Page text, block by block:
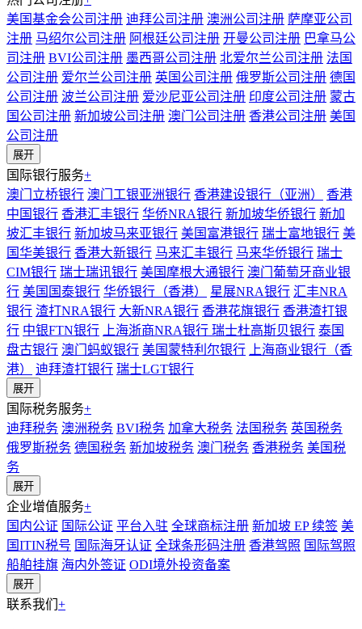
美国基金会公司注册 迪拜公司注册 澳洲公司注册 萨摩亚公司
注册 马绍尔公司注册 阿根廷公司注册 开曼公司注册 巴拿马公
司注册 BVI公司注册 墨西哥公司注册 北爱尔兰公司注册 法国
公司注册 爱尔兰公司注册 英国公司注册 俄罗斯公司注册 德国
公司注册 波兰公司注册 爱沙尼亚公司注册 印度公司注册 蒙古
国公司注册 新加坡公司注册 澳门公司注册 香港公司注册 美国
公司注册
展开
国际银行服务+
澳门立桥银行 澳门工银亚洲银行 香港建设银行（亚洲）
香港
中国银行 香港汇丰银行 华侨NRA银行 新加坡华侨银行 新加
坡汇丰银行 新加坡马来亚银行 美国富港银行 瑞士富地银行 美
国华美银行 香港大新银行 马来汇丰银行 马来华侨银行 瑞士
CIM银行 瑞士瑞讯银行 美国摩根大通银行 澳门葡萄牙商业银
行 美国国泰银行 华侨银行（香港） 星展NRA银行 汇丰NRA
银行 渣打NRA银行 大新NRA银行 香港花旗银行 香港渣打银
行 中银FTN银行 上海浙商NRA银行 瑞士杜高斯贝银行 泰国
盘古银行 澳门蚂蚁银行 美国蒙特利尔银行
上海商业银行（香
港）
迪拜渣打银行 瑞士LGT银行
展开
国际税务服务+
迪拜税务 澳洲税务 BVI税务 加拿大税务 法国税务 英国税务
俄罗斯税务 德国税务 新加坡税务 澳门税务 香港税务 美国税
务
展开
企业增值服务+
国内公证 国际公证 平台入驻 全球商标注册 新加坡 EP 续签 美
国ITIN税号 国际海牙认证 全球条形码注册 香港驾照 国际驾照
船舶挂旗 海内外签证 ODI境外投资备案
展开
联系我们 +